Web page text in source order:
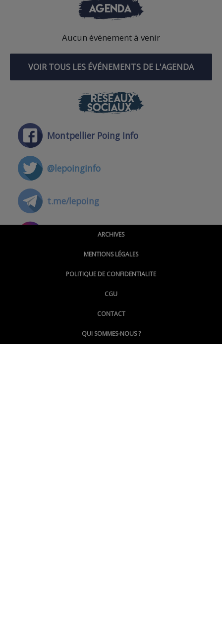
AGENDA
Aucun événement à venir
VOIR TOUS LES ÉVÉNEMENTS DE L'AGENDA
RÉSEAUX
SOCIAUX
Montpellier Poing Info
@lepoinginfo
t.me/lepoing
@montpellierpoinginfo
@LePoingMontpellier
ARCHIVES
MENTIONS LÉGALES
POLITIQUE DE CONFIDENTIALITE
CGU
CONTACT
QUI SOMMES-NOUS ?